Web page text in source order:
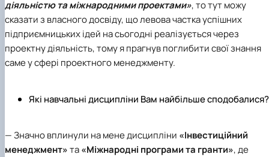
діяльністю та міжнародними проектами», то тут можу
сказати з власного досвіду, що левова частка успішних
підприємницьких ідей на сьогодні реалізується через
проектну діяльність, тому я прагнув поглибити свої знання
саме у сфері проектного менеджменту.
Які навчальні дисципліни Вам найбільше сподобалися?
— Значно вплинули на мене дисципліни «Інвестиційний
менеджмент»та«Міжнародні програми та гранти», де